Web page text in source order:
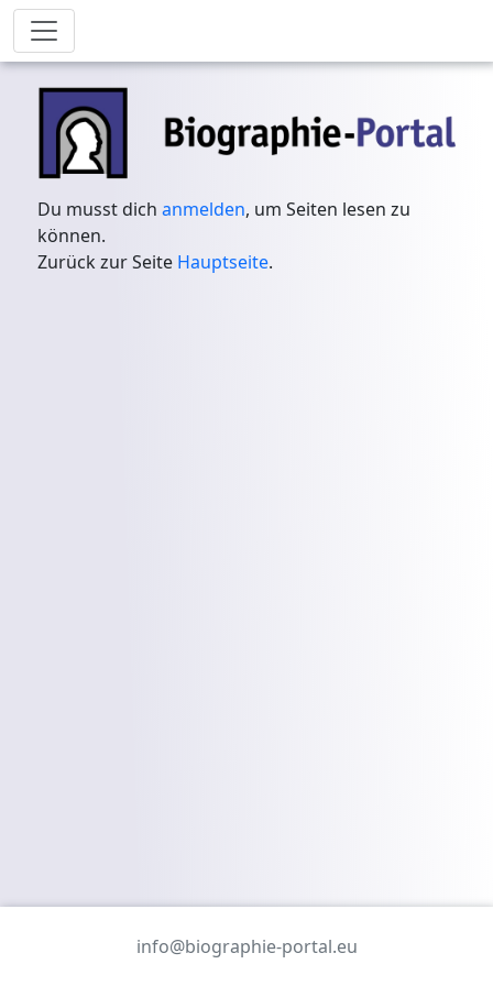
Du musst dichanmelden, um Seiten lesen zu
können.
Zurück zur Seite Hauptseite.
info@biographie-portal.eu